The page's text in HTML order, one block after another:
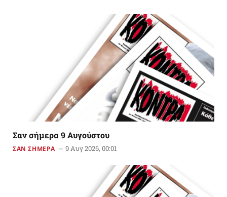
Σαν σήμερα 9 Αυγούστου
ΣΑΝ ΣΗΜΕΡΑ 9 Αυγ 2026, 00:01